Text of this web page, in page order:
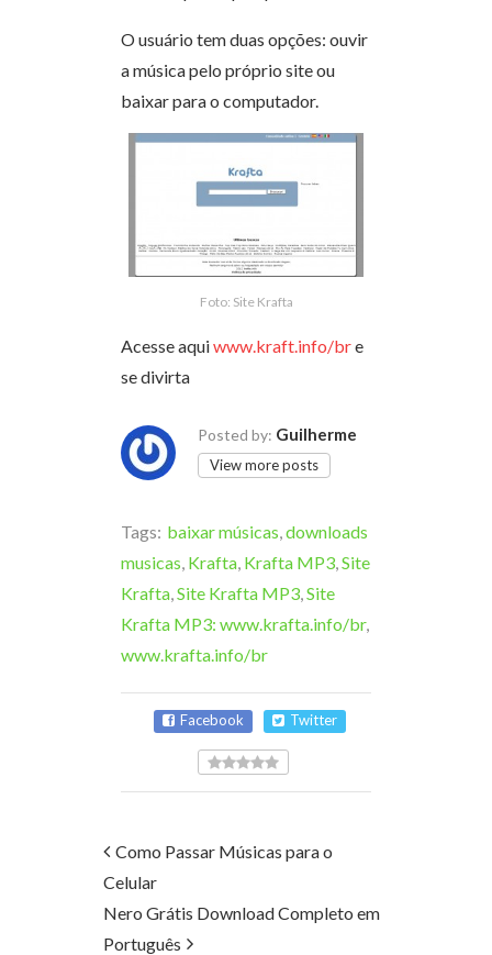
O usuário tem duas opções: ouvir
a música pelo próprio site ou
baixar para o computador.
Foto: Site Krafta
Acesse aquiwww.kraft.info/bre
se divirta
Posted by: Guilherme
View more posts
Tags: baixar músicas,downloads
musicas, Krafta, Krafta MP3,Site
Krafta,Site Krafta MP3,Site
Krafta MP3: www.krafta.info/br,
www.krafta.info/br
Facebook Twitter
Como Passar Músicas para o
Celular
Nero Grátis Download Completo em
Português